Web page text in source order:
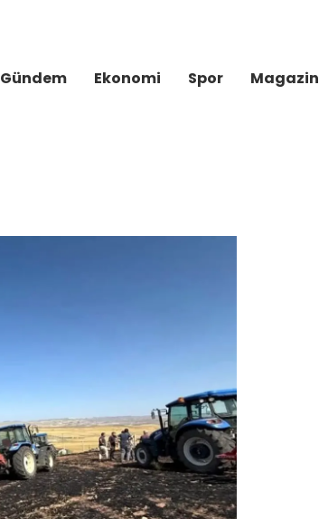
Gündem Ekonomi Spor Magazin